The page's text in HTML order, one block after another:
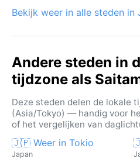
Bekijk weer in alle steden in
Andere steden in
tijdzone als
Deze steden delen de lokale
(Asia/Tokyo) — handig voor
of het vergelijken van
🇯🇵 Weer in Tokio
Japan